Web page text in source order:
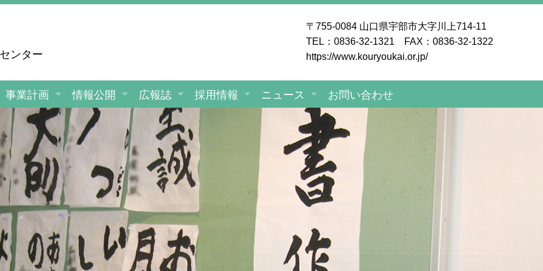
ンター
〒755-0084 山口県宇部市大字川上714-11
TEL：0836-32-1321 FAX：0836-32-1322
https://www.kouryoukai.or.jp/
事業計画 情報公開 広報誌 採用情報 ニュース お問い合わせ